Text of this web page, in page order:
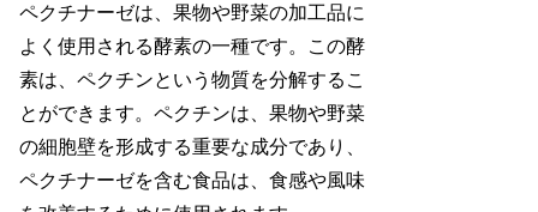
ペクチナーゼは、果物や野菜の加工品に
よく使用される酵素の一種です。この酵
素は、ペクチンという物質を分解するこ
とができます。ペクチンは、果物や野菜
の細胞壁を形成する重要な成分であり、
ペクチナーゼを含む食品は、食感や風味